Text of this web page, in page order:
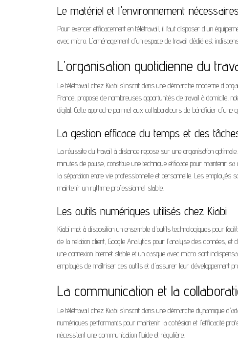
Le matériel et l'environnement nécessaires
Pour exercer efficacement en télétravail, il faut disposer d'un
avec micro. L'aménagement d'un espace de travail dédié est
L'organisation quotidienne du
Le télétravail chez Kiabi s'inscrit dans une démarche moderne
France, propose de nombreuses opportunités de travail à domicile,
digital. Cette approche permet aux collaborateurs de bénéficier d'une
La gestion efficace du temps et des
La réussite du travail à distance repose sur une organisation
minutes de pause, constitue une technique efficace pour maintenir
la séparation entre vie professionnelle et personnelle. Les
maintenir un rythme professionnel stable.
Les outils numériques utilisés chez Kiabi
Kiabi met à disposition un ensemble d'outils technologiques pour
de la relation client, Google Analytics pour l'analyse des données,
une connexion internet stable et un casque avec micro sont
employés de maîtriser ces outils et d'assurer leur développement
La communication et la
Le télétravail chez Kiabi s'inscrit dans une démarche dynamique
numériques performants pour maintenir la cohésion et l'efficacité
nécessitent une communication fluide et régulière.